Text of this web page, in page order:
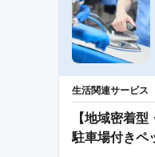
生活関連サービス
【地域密着型
駐車場付きペ